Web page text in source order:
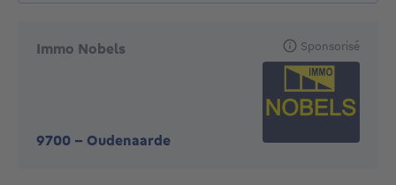
Immo Nobels
9700 - Oudenaarde
Sponsorisé